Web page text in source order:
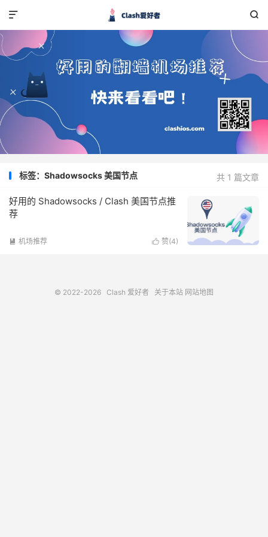


共 1 篇文章
标签：Shadowsocks 美国节点
好用的 Shadowsocks / Clash 美国节点推
荐
 赞(4)
 机场推荐
© 2022-2026 Clash 爱好者 关于本站 网站地图